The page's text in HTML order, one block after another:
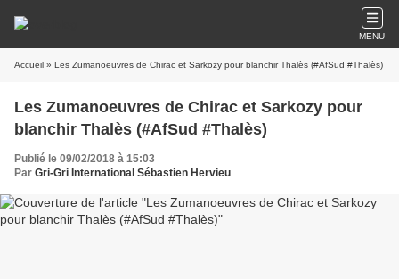
MENU
Accueil » Les Zumanoeuvres de Chirac et Sarkozy pour blanchir Thalès (#AfSud #Thalès)
Les Zumanoeuvres de Chirac et Sarkozy pour
blanchir Thalès (#AfSud #Thalès)
Publié le 09/02/2018 à 15:03
Par Gri-Gri International Sébastien Hervieu